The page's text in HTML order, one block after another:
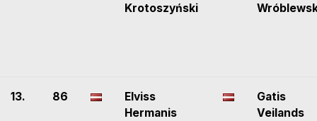
Krotoszyński
13. 86
Elviss
Hermanis
Gatis
Veilands